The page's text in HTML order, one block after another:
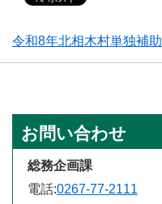
令和8年北相木村単独補
お問い合わせ
総務企画課
電話:0267-77-2111